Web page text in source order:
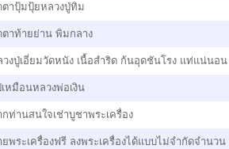
ตาปุ้มปุ้ยหลวงปู่ทิม
ตาท้ายย่าน พิมกลาง
วงปู่เอี่ยมวัดหนัง เนื้อสำริด ก้นอุดชันโรง แท่แน่นอน
หมือนหลวงพ่อเงิน
ท่านสนใจเช่าบูชาพระเครื่อง
พระเครื่องฟรี ลงพระเครื่องได้แบบไม่จำกัดจำนวน